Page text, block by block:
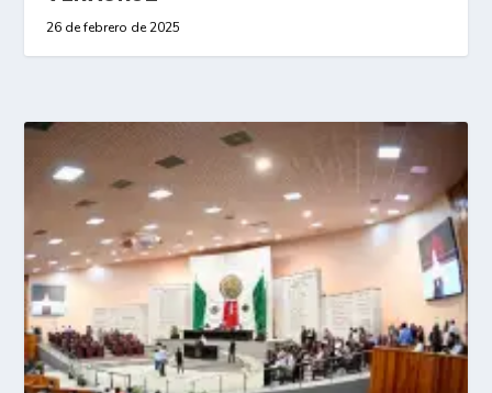
26 de febrero de 2025